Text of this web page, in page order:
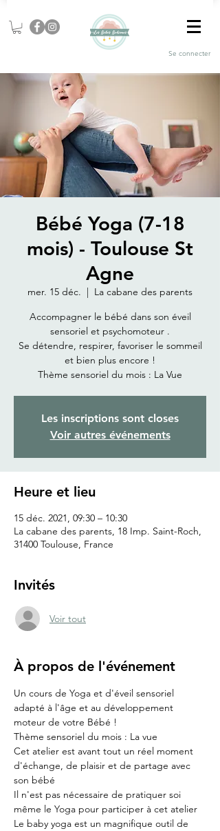
Se connecter
Bébé Yoga (7-18
mois) - Toulouse St
Agne
mer. 15 déc.
  |
La cabane des parents
Accompagner le bébé dans son éveil
sensoriel et psychomoteur .
Se détendre, respirer, favoriser le sommeil
et bien plus encore !
Thème sensoriel du mois : La Vue
Les inscriptions sont closes
Voir autres événements
Heure et lieu
15 déc. 2021, 09:30 – 10:30
La cabane des parents, 18 Imp. Saint-Roch,
31400 Toulouse, France
Invités
Voir tout
À propos de l'événement
Un cours de Yoga et d'éveil sensoriel
adapté à l'âge et au développement
moteur de votre Bébé !
Thème sensoriel du mois : La vue
Cet atelier est avant tout un réel moment
d'échange, de plaisir et de partage avec
son bébé
Il n'est pas nécessaire de pratiquer soi
même le Yoga pour participer à cet atelier
Le baby yoga est un magnifique outil de